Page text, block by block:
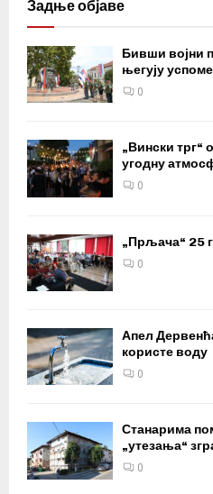
Задње објаве
Бивши војни
његују
0
„Вински трг“
угодну
0
„Прљача“ 25
0
Апел
користе воду
0
Станарима
„утезања“
0